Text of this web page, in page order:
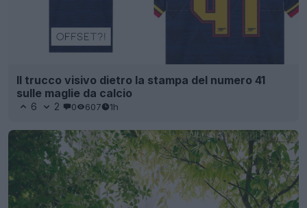
Il trucco visivo dietro la stampa del numero 41
sulle maglie da calcio
6 2 0 607 1h